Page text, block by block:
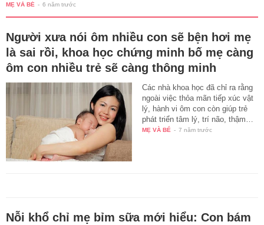
MẸ VÀ BÉ - 6 năm trước
Người xưa nói ôm nhiều con sẽ bện hơi mẹ
là sai rồi, khoa học chứng minh bố mẹ càng
ôm con nhiều trẻ sẽ càng thông minh
Các nhà khoa học đã chỉ ra rằng
ngoài việc thỏa mãn tiếp xúc vật
lý, hành vi ôm con còn giúp trẻ
phát triển tâm lý, trí não, thậm…
MẸ VÀ BÉ - 7 năm trước
Nỗi khổ chỉ mẹ bỉm sữa mới hiểu: Con bám